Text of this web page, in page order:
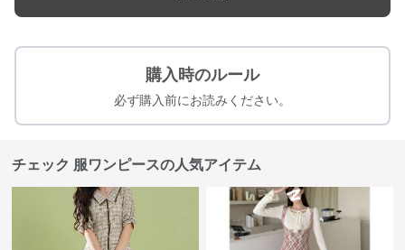
購入時のルール
必ず購入前にお読みください。
チェック 服ワンピースの人気アイテム